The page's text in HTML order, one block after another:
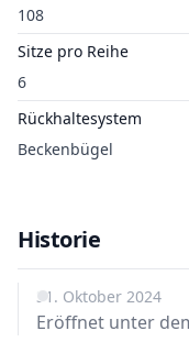
108
Sitze pro Reihe
6
Rückhaltesystem
Beckenbügel
Historie
31. Oktober 2024
Eröffnet unter